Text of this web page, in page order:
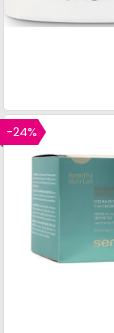
-24%